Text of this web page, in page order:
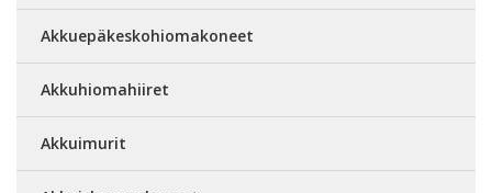
Akkuepäkeskohiomakoneet
Akkuhiomahiiret
Akkuimurit